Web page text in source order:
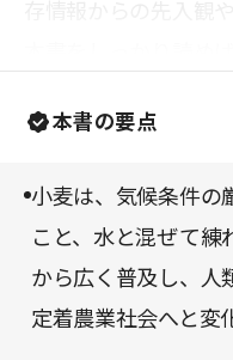
新しい視点や感想が
本書の要点
小麦は、気候条件の
こと、水と混ぜて練
から広く普及し、人
定着農業社会へと変